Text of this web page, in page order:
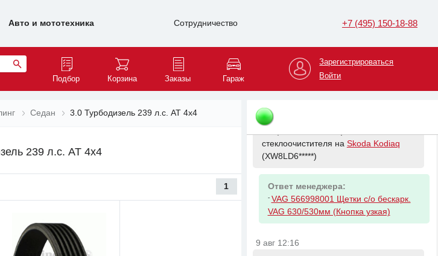
Авто и мототехника Сотрудничество +7 (495) 150-18-88
Подбор Корзина Заказы Гараж
Зарегистрироваться
Войти
Седан 3.0 Турбодизель 239 л.с. AT 4x4
239 л.с. AT 4x4
1
(XW8LD6*****)
верхний
нижний
9 авг 12:16
стеклоочистителя на Skoda Kodiaq
(XW8LD6*****)
Ответ менеджера:
- VAG 566998001 Щетки с/о бескарк.
VAG 630/530мм (Кнопка узкая)
9 авг 12:16